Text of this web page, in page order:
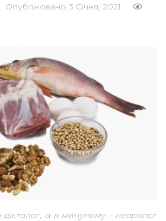
Опубліковано 3 Січня, 2021
дієтолог, а в минулому – невролог